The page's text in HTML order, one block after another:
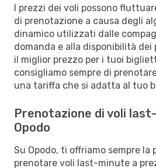
I prezzi dei voli possono
di prenotazione a causa degli
dinamico utilizzati dalle
domanda e alla disponibilità dei
il miglior prezzo per i tuoi
consigliamo sempre di
una tariffa che si adatta al tuo
Prenotazione di voli
Opodo
Su Opodo, ti offriamo sempre la
prenotare voli last-minute a